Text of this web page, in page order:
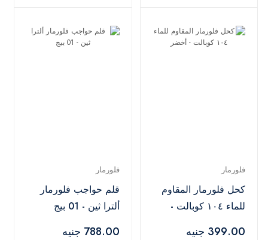
فلورمار
كحل فلورمار المقاوم
للماء ١٠٤ كوبالت -
399.00 جنيه
فلورمار
قلم حواجب فلورمار
ألترا ثين - 01 بيج
788.00 جنيه